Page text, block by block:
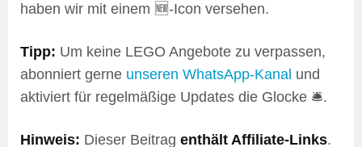
haben wir mit einem 🆕-Icon versehen.
Tipp: Um keine LEGO Angebote zu verpassen,
abonniert gerne unseren WhatsApp-Kanal und
aktiviert für regelmäßige Updates die Glocke 🛎️.
Hinweis: Dieser Beitrag enthält Affiliate-Links.